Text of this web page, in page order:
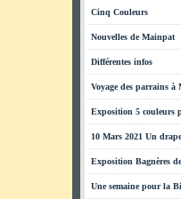
Cinq Couleurs
Nouvelles de Mainpat
Différentes infos
Voyage des parrains à
Exposition 5 couleurs
10 Mars 2021 Un
Exposition Bagnères
Une semaine pour la